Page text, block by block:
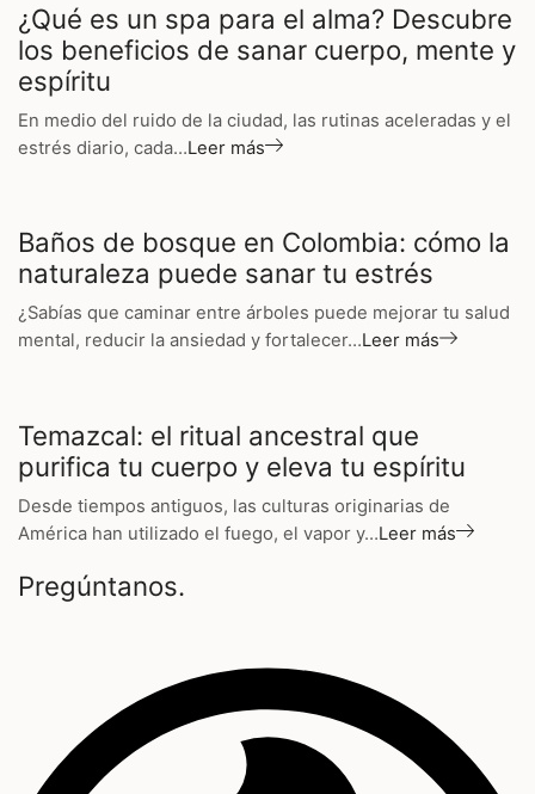
¿Qué es un spa para el alma? Descubre
los beneficios de sanar cuerpo, mente y
espíritu
En medio del ruido de la ciudad, las rutinas aceleradas y el
estrés diario, cada…Leer más
Baños de bosque en Colombia: cómo la
naturaleza puede sanar tu estrés
¿Sabías que caminar entre árboles puede mejorar tu salud
mental, reducir la ansiedad y fortalecer…Leer más
Temazcal: el ritual ancestral que
purifica tu cuerpo y eleva tu espíritu
Desde tiempos antiguos, las culturas originarias de
América han utilizado el fuego, el vapor y…Leer más
Pregúntanos.